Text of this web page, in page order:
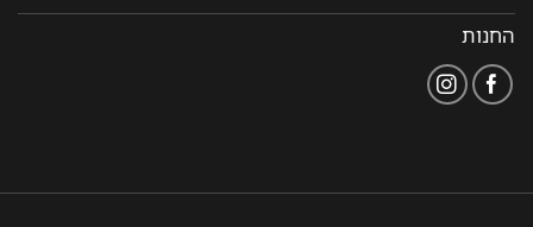
החנות